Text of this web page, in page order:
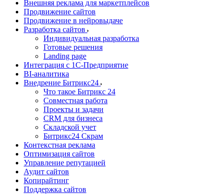
Внешняя реклама для маркетплейсов
Продвижение сайтов
Продвижение в нейровыдаче
Разработка сайтов
Индивидуальная разработка
Готовые решения
Landing page
Интеграция с 1С-Предприятие
BI-аналитика
Внедрение Битрикс24
Что такое Битрикс 24
Совместная работа
Проекты и задачи
СRМ для бизнеса
Складской учет
Битрикс24 Скрам
Контекстная реклама
Оптимизация сайтов
Управление репутацией
Аудит сайтов
Копирайтинг
Поддержка сайтов